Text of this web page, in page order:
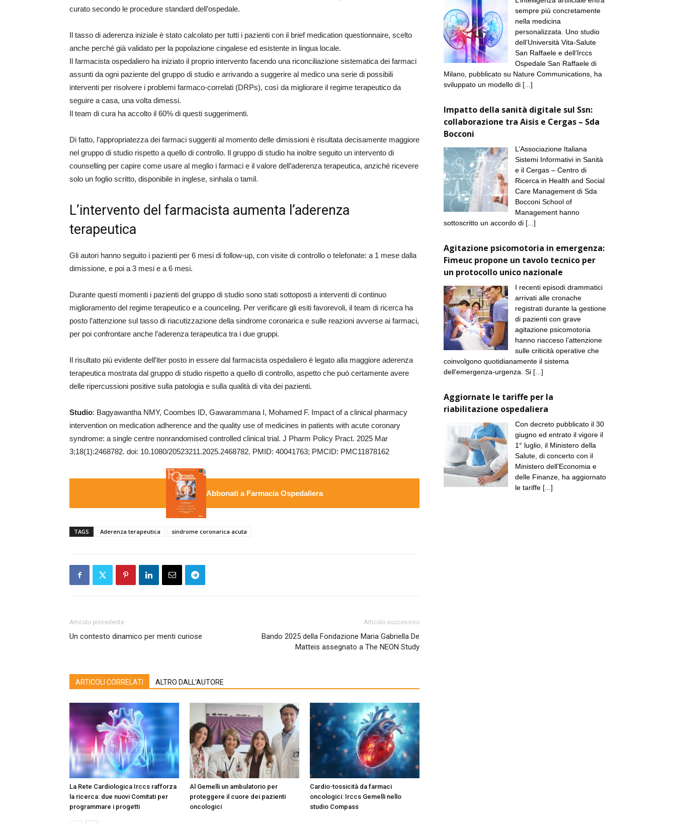
curato secondo le procedure standard dell’ospedale.
Il tasso di aderenza iniziale è stato calcolato per tutti i pazienti con il brief medication questionnaire, scelto
anche perché già validato per la popolazione cingalese ed esistente in lingua locale.
Il farmacista ospedaliero ha iniziato il proprio intervento facendo una riconciliazione sistematica dei farmaci
assunti da ogni paziente del gruppo di studio e arrivando a suggerire al medico una serie di possibili
interventi per risolvere i problemi farmaco-correlati (DRPs), così da migliorare il regime terapeutico da
seguire a casa, una volta dimessi.
Il team di cura ha accolto il 60% di questi suggerimenti.
Di fatto, l’appropriatezza dei farmaci suggeriti al momento delle dimissioni è risultata decisamente maggiore
nel gruppo di studio rispetto a quello di controllo. Il gruppo di studio ha inoltre seguito un intervento di
counselling per capire come usare al meglio i farmaci e il valore dell’aderenza terapeutica, anziché ricevere
solo un foglio scritto, disponibile in inglese, sinhala o tamil.
L’intervento del farmacista aumenta l’aderenza
terapeutica
Gli autori hanno seguito i pazienti per 6 mesi di follow-up, con visite di controllo o telefonate: a 1 mese dalla
dimissione, e poi a 3 mesi e a 6 mesi.
Durante questi momenti i pazienti del gruppo di studio sono stati sottoposti a interventi di continuo
miglioramento del regime terapeutico e a counceling. Per verificare gli esiti favorevoli, il team di ricerca ha
posto l’attenzione sul tasso di riacutizzazione della sindrome coronarica e sulle reazioni avverse ai farmaci,
per poi confrontare anche l’aderenza terapeutica tra i due gruppi.
Il risultato più evidente dell’iter posto in essere dal farmacista ospedaliero è legato alla maggiore aderenza
terapeutica mostrata dal gruppo di studio rispetto a quello di controllo, aspetto che può certamente avere
delle ripercussioni positive sulla patologia e sulla qualità di vita dei pazienti.
Studio: Bagyawantha NMY, Coombes ID, Gawarammana I, Mohamed F. Impact of a clinical pharmacy
intervention on medication adherence and the quality use of medicines in patients with acute coronary
syndrome: a single centre nonrandomised controlled clinical trial. J Pharm Policy Pract. 2025 Mar
3;18(1):2468782. doi: 10.1080/20523211.2025.2468782. PMID: 40041763; PMCID: PMC11878162
Abbonati a Farmacia Ospedaliera
TAGS Aderenza terapeutica sindrome coronarica acuta
Articolo precedente
Un contesto dinamico per menti curiose
Articolo successivo
Bando 2025 della Fondazione Maria Gabriella De
Matteis assegnato a The NEON Study
ARTICOLI CORRELATI ALTRO DALL'AUTORE
La Rete Cardiologica Irccs rafforza
la ricerca: due nuovi Comitati per
programmare i progetti
Al Gemelli un ambulatorio per
proteggere il cuore dei pazienti
oncologici
Cardio-tossicità da farmaci
oncologici: Irccs Gemelli nello
studio Compass
sempre più concretamente
nella medicina
personalizzata. Uno studio
dell’Università Vita-Salute
San Raffaele e dell’Irccs
Ospedale San Raffaele di
Milano, pubblicato su Nature Communications, ha
sviluppato un modello di [...]
Impatto della sanità digitale sul Ssn:
collaborazione tra Aisis e Cergas – Sda
Bocconi
L’Associazione Italiana
Sistemi Informativi in Sanità
e il Cergas – Centro di
Ricerca in Health and Social
Care Management di Sda
Bocconi School of
Management hanno
sottoscritto un accordo di [...]
Agitazione psicomotoria in emergenza:
Fimeuc propone un tavolo tecnico per
un protocollo unico nazionale
I recenti episodi drammatici
arrivati alle cronache
registrati durante la gestione
di pazienti con grave
agitazione psicomotoria
hanno riacceso l’attenzione
sulle criticità operative che
coinvolgono quotidianamente il sistema
dell’emergenza-urgenza. Si [...]
Aggiornate le tariffe per la
riabilitazione ospedaliera
Con decreto pubblicato il 30
giugno ed entrato il vigore il
1° luglio, il Ministero della
Salute, di concerto con il
Ministero dell’Economia e
delle Finanze, ha aggiornato
le tariffe [...]